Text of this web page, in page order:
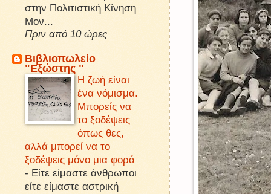
στην Πολιτιστική Κίνηση
Μον...
Πριν από 10 ώρες
Βιβλιοπωλείο
"Εξώστης "
Η ζωή είναι
ένα νόμισμα.
Μπορείς να
το ξοδέψεις
όπως θες,
αλλά μπορεί να το
ξοδέψεις μόνο μια φορά
- Είτε είμαστε άνθρωποι
είτε είμαστε αστρική